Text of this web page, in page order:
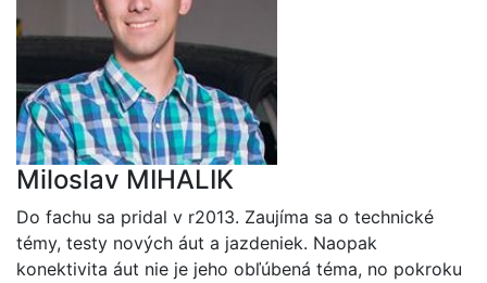
Miloslav MIHALIK
Do fachu sa pridal v r2013. Zaujíma sa o technické
témy, testy nových áut a jazdeniek. Naopak
konektivita áut nie je jeho obľúbená téma, no pokroku